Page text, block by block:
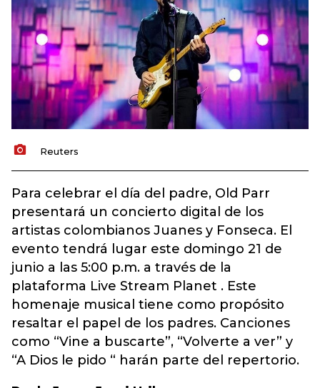
Reuters
Para celebrar el día del padre, Old Parr
presentará un concierto digital de los
artistas colombianos Juanes y Fonseca. El
evento tendrá lugar este domingo 21 de
junio a las 5:00 p.m. a través de la
plataforma Live Stream Planet . Este
homenaje musical tiene como propósito
resaltar el papel de los padres. Canciones
como “Vine a buscarte”, “Volverte a ver” y
“A Dios le pido “ harán parte del repertorio.